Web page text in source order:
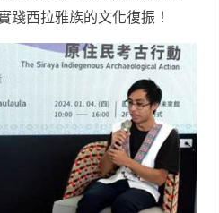
踐西拉雅族的文化復振！